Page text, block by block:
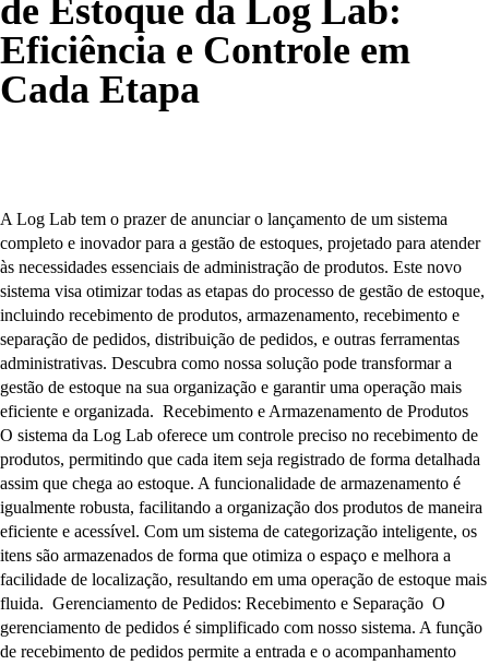
de Estoque da Log Lab:
Eficiência e Controle em
Cada Etapa
A Log Lab tem o prazer de anunciar o lançamento de um sistema
completo e inovador para a gestão de estoques, projetado para atender
às necessidades essenciais de administração de produtos. Este novo
sistema visa otimizar todas as etapas do processo de gestão de estoque,
incluindo recebimento de produtos, armazenamento, recebimento e
separação de pedidos, distribuição de pedidos, e outras ferramentas
administrativas. Descubra como nossa solução pode transformar a
gestão de estoque na sua organização e garantir uma operação mais
eficiente e organizada. Recebimento e Armazenamento de Produtos
O sistema da Log Lab oferece um controle preciso no recebimento de
produtos, permitindo que cada item seja registrado de forma detalhada
assim que chega ao estoque. A funcionalidade de armazenamento é
igualmente robusta, facilitando a organização dos produtos de maneira
eficiente e acessível. Com um sistema de categorização inteligente, os
itens são armazenados de forma que otimiza o espaço e melhora a
facilidade de localização, resultando em uma operação de estoque mais
fluida. Gerenciamento de Pedidos: Recebimento e Separação O
gerenciamento de pedidos é simplificado com nosso sistema. A função
de recebimento de pedidos permite a entrada e o acompanhamento